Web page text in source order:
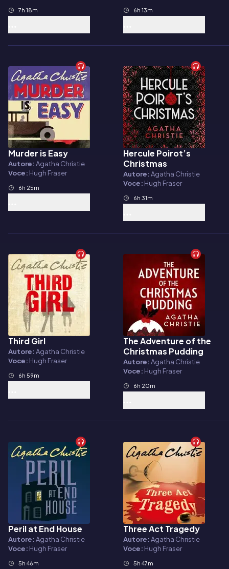
7h 18m 6h 13m
Audiolibro
Murder is Easy
Autore:Agatha Christie
Voce: Hugh Fraser
6h 25m
Audiolibro
Hercule Poirot’s
Christmas
Autore:Agatha Christie
Voce: Hugh Fraser
6h 31m
Audiolibro
Third Girl
Autore:Agatha Christie
Voce: Hugh Fraser
6h 59m
Audiolibro
The Adventure of the
Christmas Pudding
Autore:Agatha Christie
Voce: Hugh Fraser
6h 20m
Audiolibro
Peril at End House
Autore:Agatha Christie
Voce: Hugh Fraser
5h 46m
Audiolibro
Three Act Tragedy
Autore:Agatha Christie
Voce: Hugh Fraser
5h 47m